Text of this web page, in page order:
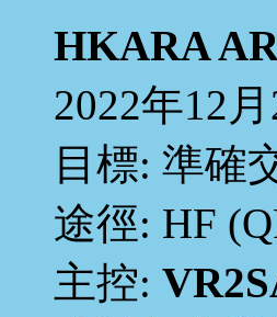
HKARA
2022年12
目標: 準確
途徑: HF
主控: